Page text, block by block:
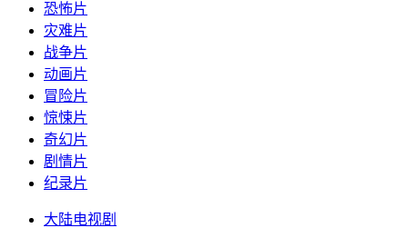
恐怖片
灾难片
战争片
动画片
冒险片
惊悚片
奇幻片
剧情片
纪录片
大陆电视剧